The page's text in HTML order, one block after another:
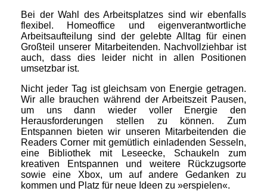
Bei der Wahl des Arbeitsplatzes sind wir ebenfalls
flexibel. Homeoffice und eigenverantwortliche
Arbeitsaufteilung sind der gelebte Alltag für einen
Großteil unserer Mitarbeitenden. Nachvollziehbar ist
auch, dass dies leider nicht in allen Positionen
umsetzbar ist.
Nicht jeder Tag ist gleichsam von Energie getragen.
Wir alle brauchen während der Arbeitszeit Pausen,
um uns dann wieder voller Energie den
Herausforderungen stellen zu können. Zum
Entspannen bieten wir unseren Mitarbeitenden die
Readers Corner mit gemütlich einladenden Sesseln,
eine Bibliothek mit Leseecke, Schaukeln zum
kreativen Entspannen und weitere Rückzugsorte
sowie eine Xbox, um auf andere Gedanken zu
kommen und Platz für neue Ideen zu »erspielen«.